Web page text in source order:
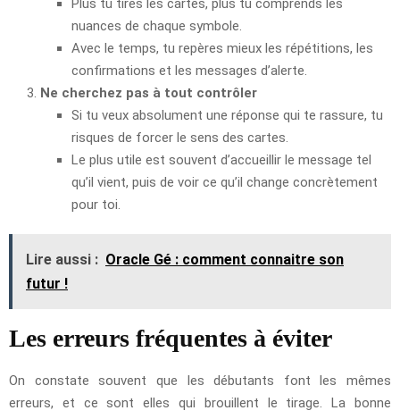
nuances de chaque symbole.
Avec le temps, tu repères mieux les répétitions, les
confirmations et les messages d’alerte.
Ne cherchez pas à tout contrôler
Si tu veux absolument une réponse qui te rassure, tu
risques de forcer le sens des cartes.
Le plus utile est souvent d’accueillir le message tel
qu’il vient, puis de voir ce qu’il change concrètement
pour toi.
Lire aussi : Oracle Gé : comment connaitre son
futur !
Les erreurs fréquentes à éviter
On constate souvent que les débutants font les mêmes
erreurs, et ce sont elles qui brouillent le tirage. La bonne